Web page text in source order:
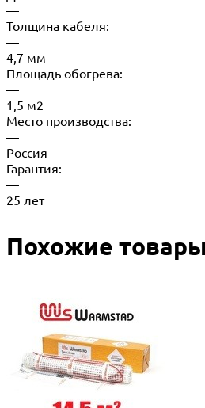
—
Толщина кабеля:
—
4,7 мм
Площадь обогрева:
—
1,5 м2
Место производства:
—
Россия
Гарантия:
—
25 лет
Похожие товары